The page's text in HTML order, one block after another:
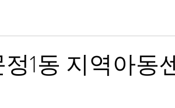
1동 지역아동